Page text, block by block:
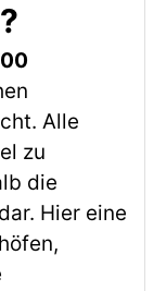
Alle
zu
die
Hier eine